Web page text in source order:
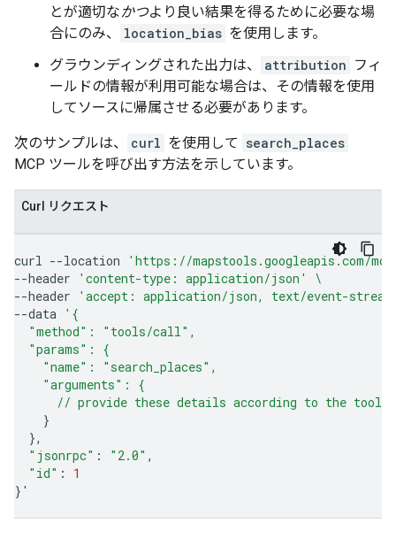
とが適切なかつより良い結果を得るために必要な場
合にのみ、
location_bias を使用します。
グラウンディングされた出力は、
attribution フィ
ールドの情報が利用可能な場合は、その情報を使用
してソースに帰属させる必要があります。
次のサンプルは、 curl を使用して search_places
MCP ツールを呼び出す方法を示しています。
Curl リクエスト
curl --location
'https://mapstools.googleapis.com/
--header
'content-type: application/json'
\
--header
'accept: application/json, text/event-
--data '{
  "method": "tools/call",
  "params": {
    "name": "search_places",
    "arguments": {
      // provide these details according to the tool'
}
}
"jsonrpc" : "2.0"
"id" :
1
} '